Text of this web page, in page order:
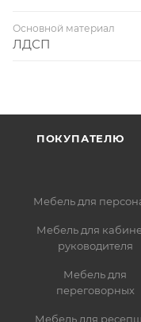
Основной материал
ЛДСП
ПОКУПАТЕЛЮ
Мебель для
Мебель для
руководителя
Мебель для
переговорных
Мебель для